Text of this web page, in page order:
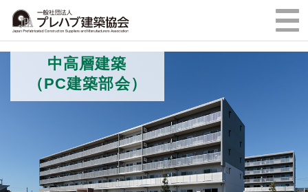
中高層建築
（PC建築部会）